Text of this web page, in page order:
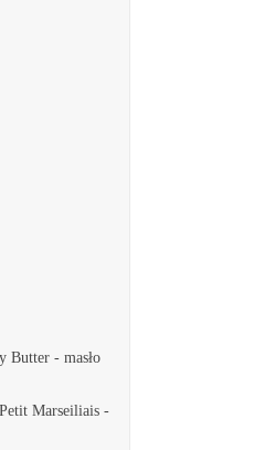
Butter - masło
Marseiliais -